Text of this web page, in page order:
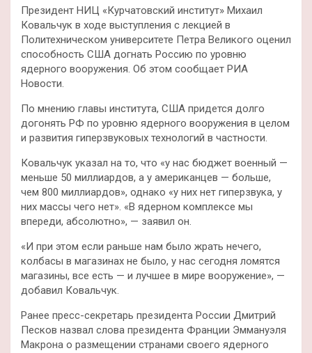
Президент НИЦ «Курчатовский институт» Михаил
Ковальчук в ходе выступления с лекцией в
Политехническом университете Петра Великого оценил
способность США догнать Россию по уровню
ядерного вооружения. Об этом сообщает РИА
Новости.
По мнению главы института, США придется долго
догонять РФ по уровню ядерного вооружения в целом
и развития гиперзвуковых технологий в частности.
Ковальчук указал на то, что «у нас бюджет военный —
меньше 50 миллиардов, а у американцев — больше,
чем 800 миллиардов», однако «у них нет гиперзвука, у
них массы чего нет». «В ядерном комплексе мы
впереди, абсолютно», — заявил он.
«И при этом если раньше нам было жрать нечего,
колбасы в магазинах не было, у нас сегодня ломятся
магазины, все есть — и лучшее в мире вооружение», —
добавил Ковальчук.
Ранее пресс-секретарь президента России Дмитрий
Песков назвал слова президента Франции Эммануэля
Макрона о размещении странами своего ядерного